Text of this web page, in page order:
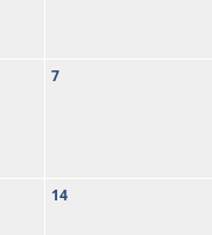
7
14